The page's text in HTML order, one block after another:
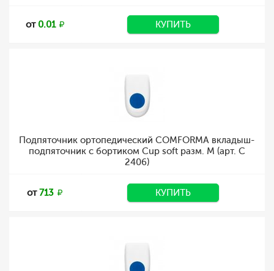
от 0.01 КУПИТЬ
Подпяточник ортопедический COMFORMA вкладыш-
подпяточник с бортиком Cup soft разм. M (арт. C
2406)
от713 КУПИТЬ